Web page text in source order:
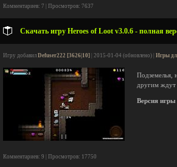
Комментариев: 7 | Просмотров: 7637
Скачать игру Heroes of Loot v3.0.6 - полная
Игру добавил Defuser222 [3626|10] | 2015-01-04 (обновлено) | Игры
Подземелья,
другим ждут
Версия
Комментариев: 9 | Просмотров: 17750